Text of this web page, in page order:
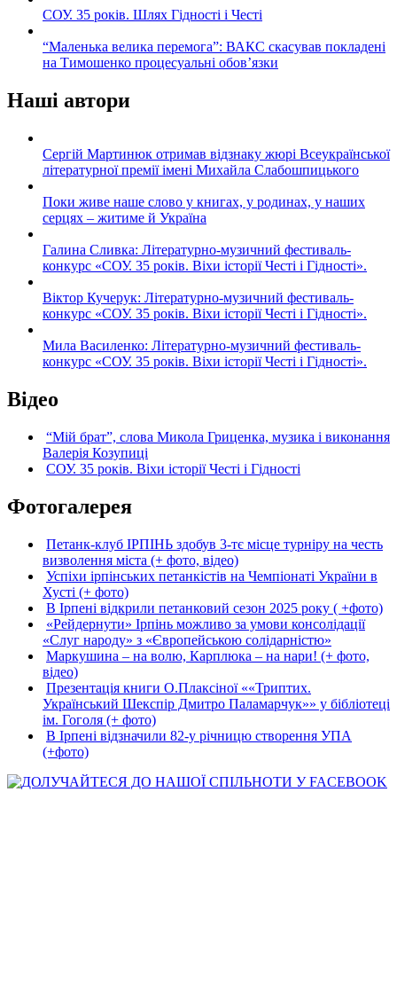
СОУ. 35 років. Шлях Гідності і Честі
“Маленька велика перемога”: ВАКС скасував покладені
на Тимошенко процесуальні обов’язки
Наші автори
Сергій Мартинюк отримав відзнаку жюрі Всеукраїнської
літературної премії імені Михайла Слабошпицького
Поки живе наше слово у книгах, у родинах, у наших
серцях – житиме й Україна
Галина Сливка: Літературно-музичний фестиваль-
конкурс «СОУ. 35 років. Віхи історії Честі і Гідності».
Віктор Кучерук: Літературно-музичний фестиваль-
конкурс «СОУ. 35 років. Віхи історії Честі і Гідності».
Мила Василенко: Літературно-музичний фестиваль-
конкурс «СОУ. 35 років. Віхи історії Честі і Гідності».
Відео
“Мій брат”, слова Микола Гриценка, музика і виконання
Валерія Козупиці
СОУ. 35 років. Віхи історії Честі і Гідності
Фотогалерея
Петанк-клуб ІРПІНЬ здобув 3-тє місце турніру на честь
визволення міста (+ фото, відео)
Успіхи ірпінських петанкістів на Чемпіонаті України в
Хусті (+ фото)
В Ірпені відкрили петанковий сезон 2025 року ( +фото)
«Рейдернути» Ірпінь можливо за умови консолідації
«Слуг народу» з «Європейською солідарністю»
Маркушина – на волю, Карплюка – на нари! (+ фото,
відео)
Презентація книги О.Плаксіної ««Триптих.
Український Шекспір Дмитро Паламарчук»» у бібліотеці
ім. Гоголя (+ фото)
В Ірпені відзначили 82-у річницю створення УПА
(+фото)